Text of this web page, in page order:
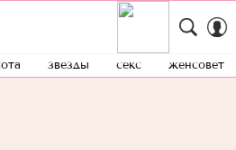
звезды секс женсовет